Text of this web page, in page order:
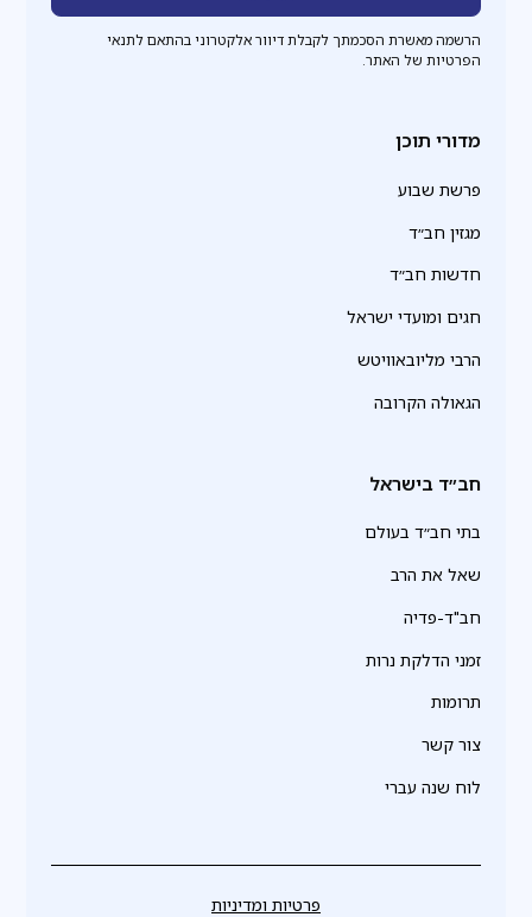
הרשמה מאשרת הסכמתך לקבלת דיוור אלקטרוני בהתאם לתנאי
הפרטיות של האתר.
מדורי תוכן
פרשת שבוע
מגזין חב״ד
חדשות חב״ד
חגים ומועדי ישראל
הרבי מליובאוויטש
הגאולה הקרובה
חב״ד בישראל
בתי חב״ד בעולם
שאל את הרב
חב"ד-פדיה
זמני הדלקת נרות
תרומות
צור קשר
לוח שנה עברי
פרטיות ומדיניות